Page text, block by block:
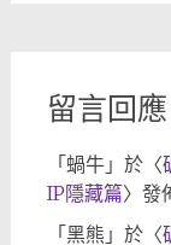
留言回應
「 蝸牛」於〈
IP隱藏篇〉發
「 黑熊 」於〈